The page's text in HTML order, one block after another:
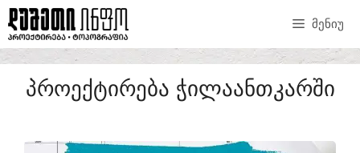
ᲛᲔᲜᲘᲣ
ᲞᲠᲝᲔᲥᲢᲘᲠᲔᲑᲐ ᲭᲘᲚᲐᲐᲜᲗᲙᲐᲠᲨᲘ